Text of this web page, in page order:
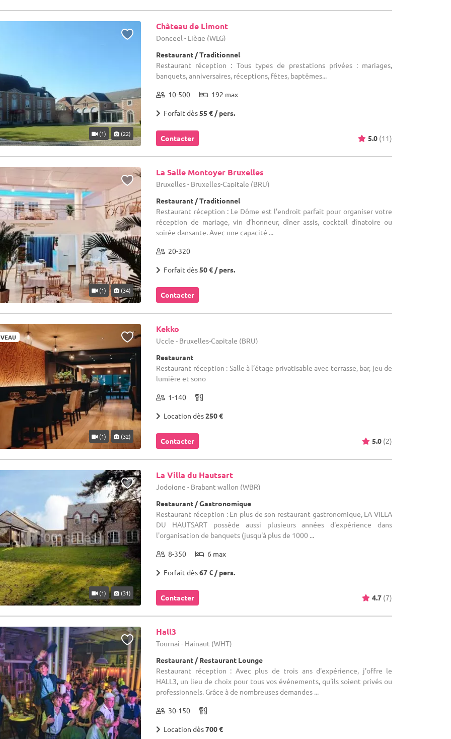
(1) (22)
Château de Limont
Donceel - Liège (WLG)
Restaurant / Traditionnel
Restaurant réception : Tous types de prestations privées : mariages,
banquets, anniversaires, réceptions, fêtes, baptêmes...
10-500 192 max
Forfait dès55 € / pers.
Contacter 5.0 (11)
(1) (34)
La Salle Montoyer Bruxelles
Bruxelles - Bruxelles-Capitale (BRU)
Restaurant / Traditionnel
Restaurant réception : Le Dôme est l’endroit parfait pour organiser votre
réception de mariage, vin d’honneur, dîner assis, cocktail dînatoire ou
soirée dansante. Avec une capacité ...
20-320
Forfait dès50 € / pers.
Contacter
(1) (32)
Kekko
Uccle - Bruxelles-Capitale (BRU)
Restaurant
Restaurant réception : Salle à l’étage privatisable avec terrasse, bar, jeu de
lumière et sono
1-140
Location dès250 €
Contacter 5.0 (2)
(1) (31)
La Villa du Hautsart
Jodoigne - Brabant wallon (WBR)
Restaurant / Gastronomique
Restaurant réception : En plus de son restaurant gastronomique, LA VILLA
DU HAUTSART possède aussi plusieurs années d'expérience dans
l'organisation de banquets (jusqu'à plus de 1000 ...
8-350 6 max
Forfait dès67 € / pers.
Contacter 4.7 (7)
Hall3
Tournai - Hainaut (WHT)
Restaurant / Restaurant Lounge
Restaurant réception : Avec plus de trois ans d'expérience, j'offre le
HALL3, un lieu de choix pour tous vos événements, qu'ils soient privés ou
professionnels. Grâce à de nombreuses demandes ...
30-150
Location dès700 €